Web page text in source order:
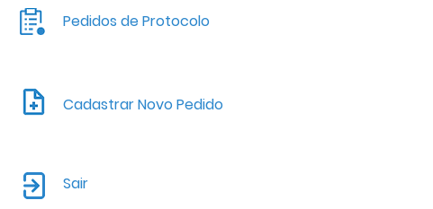
Pedidos de Protocolo
Cadastrar Novo Pedido
Sair